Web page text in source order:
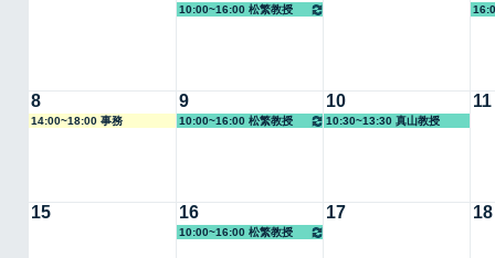
10:00~16:00 松繁教授
8
14:00~18:00 事務
9
10:00~16:00 松繁教授
10
10:30~13:30 真山教授
11
15 16
10:00~16:00 松繁教授
17 18